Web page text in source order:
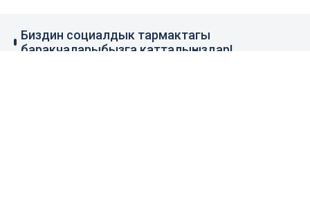
Биздин социалдык тармактагы
баракчаларыбызга катталыңыздар!